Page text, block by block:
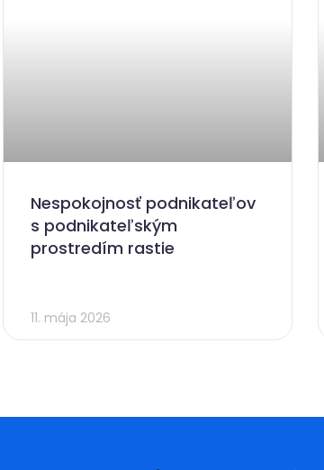
Nespokojnosť podnikateľov
s podnikateľským
prostredím rastie
11. mája 2026